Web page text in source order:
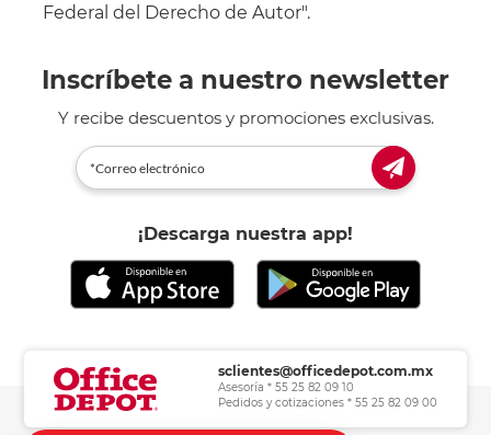
Federal del Derecho de Autor".
Inscríbete a nuestro newsletter
Y recibe descuentos y promociones exclusivas.
¡Descarga nuestra app!
sclientes@officedepot.com.mx
Asesoría * 55 25 82 09 10
Pedidos y cotizaciones * 55 25 82 09 00